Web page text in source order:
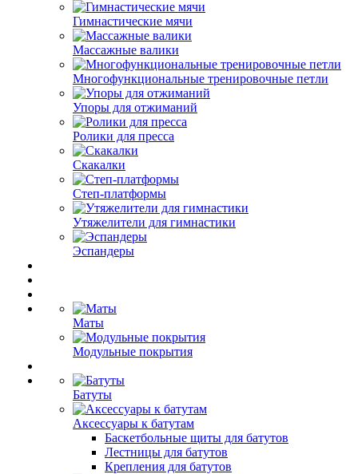
Гимнастические мячи
Массажные валики
Многофункциональные тренировочные петли
Упоры для отжиманий
Ролики для пресса
Скакалки
Степ-платформы
Утяжелители для гимнастики
Эспандеры
Маты
Модульные покрытия
Батуты
Аксессуары к батутам
Баскетбольные щиты для батутов
Лестницы для батутов
Крепления для батутов